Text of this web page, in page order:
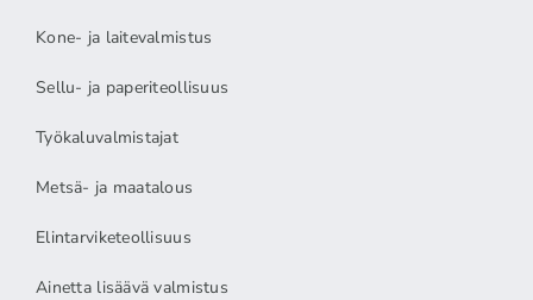
Kone- ja laitevalmistus
Sellu- ja paperiteollisuus
Työkaluvalmistajat
Metsä- ja maatalous
Elintarviketeollisuus
Ainetta lisäävä valmistus